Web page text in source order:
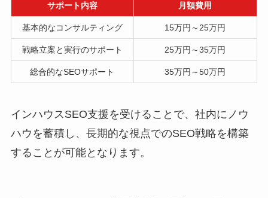
サポート内容 月額費用
基本的なコンサルティング 15万円～25万円
戦略立案と実行のサポート 25万円～35万円
総合的なSEOサポート 35万円～50万円
インハウスSEO支援を受けることで、社内にノウ
ハウを蓄積し、長期的な視点でのSEO戦略を構築
することが可能となります。